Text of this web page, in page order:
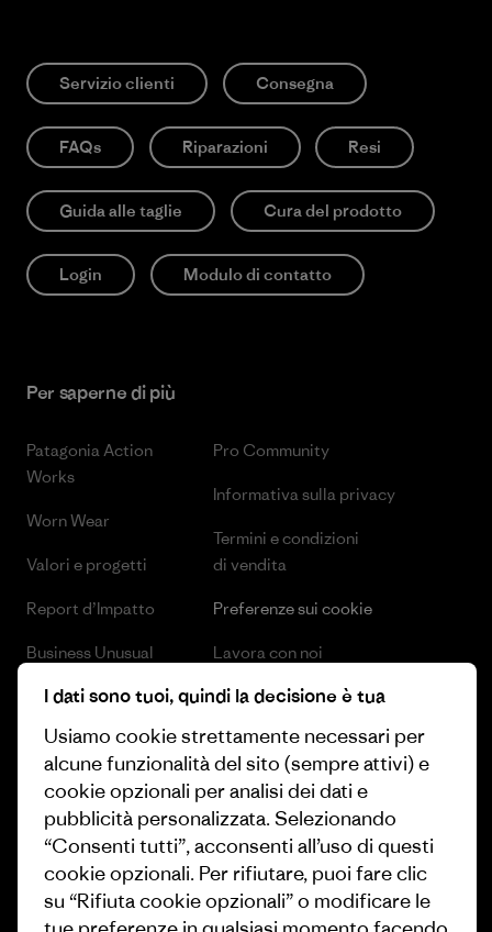
Servizio clienti Consegna
FAQs Riparazioni Resi
Guida alle taglie Cura del prodotto
Login Modulo di contatto
Per saperne di più
Patagonia Action
Works
Worn Wear
Valori e progetti
Report d’Impatto
Business Unusual
Obiettivi climatici
1% For The Planet
Come finanziamo
Buoni regalo
Trova un negozio
Pro Community
Informativa sulla privacy
Termini e condizioni
di vendita
Preferenze sui cookie
Lavora con noi
Stampa e media
Industry program
Programma di affiliazione
Patagonia Svizzera Mappa del
sito
I dati sono tuoi, quindi la decisione è tua
Usiamo cookie strettamente necessari per
alcune funzionalità del sito (sempre attivi) e
cookie opzionali per analisi dei dati e
pubblicità personalizzata. Selezionando
“Consenti tutti”, acconsenti all’uso di questi
cookie opzionali. Per rifiutare, puoi fare clic
su “Rifiuta cookie opzionali” o modificare le